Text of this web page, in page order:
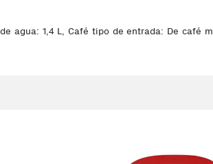
agua: 1,4 L, Café tipo de entrada: De café